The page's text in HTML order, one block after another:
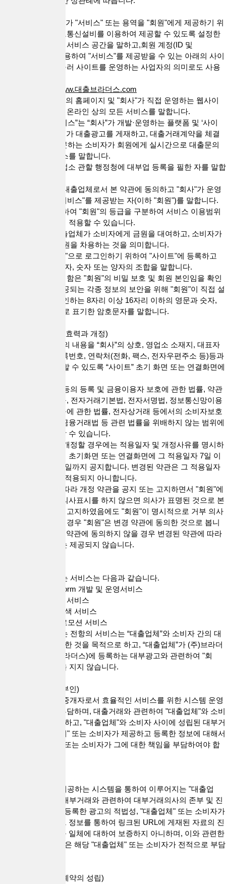
1. "사이트"란 "회사"가 "서비스" 또는 용역을 "회원"에게 제공하기 위
하여 컴퓨터 등 정보통신설비를 이용하여 제공할 수 있도록 설정한
가상의 영업장 또는 서비스 공간을 말하고,회원 계정(ID 및
PASSWORD)을 이용하여 "서비스"를 제공받을 수 있는 아래의 사이
트를 말합니다. 아울러 사이트를 운영하는 사업자의 의미로도 사용
www.대출브라더스.com
2. "서비스"는 "회사"의 홈페이지 및 "회사"가 직접 운영하는 웹사이
트 등에서 제공하는 온라인 상의 모든 서비스를 말합니다.
3. “대출 직거래 서비스”는 “회사”가 개발·운영하는 플랫폼 및 ‘사이
트’를 통해 대출업체가 대출광고를 게재하고, 대출거래계약을 체결
하고자 ‘회사’를 방문하는 소비자가 회원에게 실시간으로 대출문의
를 할 수 있는 서비스를 말합니다.
4. “대출업체”란 영업소 관할 행정청에 대부업 등록을 필한 자를 말합
5. "회원"은 전항의 대출업체로서 본 약관에 동의하고 "회사"가 운영
하는 사이트에서 "서비스"를 제공받는 자(이하 "회원")를 말합니다.
"회사"의 정책에 의하여 "회원"의 등급을 구분하여 서비스 이용범위
나 혜택 등을 다르게 적용할 수 있습니다.
6. “대출거래”란 대출업체가 소비자에게 금원을 대여하고, 소비자가
대출업체로부터 금원을 차용하는 것을 의미합니다.
7. "ID"라 함은 "회원"으로 로그인하기 위하여 "사이트"에 등록하고
회사가 승인하는 문자, 숫자 또는 양자의 조합을 말합니다.
8. "PASSWORD"라 함은 "회원"의 비밀 보호 및 회원 본인임을 확인
하고 "서비스"에 제공되는 각종 정보의 보안을 위해 "회원"이 직접 설
정하며 "회사"가 승인하는 8자리 이상 16자리 이하의 영문과 숫자,
특수문자의 혼합으로 표기한 암호문자를 말합니다.
제3조(약관의 명시, 효력과 개정)
1. “회사”는 이 약관의 내용을 “회사”의 상호, 영업소 소재지, 대표자
의 성명, 사업자 등록번호, 연락처(전화, 팩스, 전자우편주소 등)등과
함께 “회원”이 확인할 수 있도록 “사이트” 초기 화면 또는 연결화면에
2. “회사”는 대부업 등의 등록 및 금융이용자 보호에 관한 법률, 약관
의 규제에 관한 법률, 전자거래기본법, 전자서명법, 정보통신망이용
촉진 및 정보보호 등에 관한 법률, 전자상거래 등에서의 소비자보호
에 관한 법률, 전자금융거래법 등 관련 법률을 위배하지 않는 범위에
서 본 약관을 개정할 수 있습니다.
3. “회사”가 약관을 개정할 경우에는 적용일자 및 개정사유를 명시하
여 현행 약관과 함께 초기화면 또는 연결화면에 그 적용일자 7일 이
전부터 적용일자 전일까지 공지합니다. 변경된 약관은 그 적용일자
이전으로 소급하여 적용되지 아니합니다.
4. "회사"가 전항에 따라 개정 약관을 공지 또는 고지하면서 "회원"에
게 해당 기간 내에 의사표시를 하지 않으면 의사가 표명된 것으로 본
다는 뜻을 명확하게 고지하였음에도 "회원"이 명시적으로 거부 의사
표시를 하지 아니한 경우 "회원"은 변경 약관에 동의한 것으로 봅니
다. "회원"이 변경된 약관에 동의하지 않을 경우 변경된 약관에 따라
제공되는 "서비스"는 제공되지 않습니다.
1. "회사"가 제공하는 서비스는 다음과 같습니다.
1) 대출직거래 Platform 개발 및 운영서비스
① 실시간 대출문의 서비스
② 대출업체 정보검색 서비스
2) 광고 집행 및 프로모션 서비스
2. "회사"가 제공하는 전항의 서비스는 “대출업체”와 소비자 간의 대
출직거래 중개를 위한 것을 목적으로 하고, “대출업체”가 (주)브라더
스네트워크(대출브라더스)에 등록하는 대부광고와 관련하여 "회
사"는 일체의 책임을 지지 않습니다.
제5조(대리행위의 부인)
"회사"는 통신판매 중개자로서 효율적인 서비스를 위한 시스템 운영
및 관리 책임만을 부담하며, 대출거래와 관련하여 "대출업체"와 소비
자를 대리하지 아니하고, "대출업체"와 소비자 사이에 성립된 대부거
래계약 및 "대출업체" 또는 소비자가 제공하고 등록한 정보에 대해서
는 해당 "대출업체" 또는 소비자가 그에 대한 책임을 부담하여야 합
"회사"는 "회사"가 제공하는 시스템을 통하여 이루어지는 "대출업
체"와 소비자 간의 대부거래와 관련하여 대부거래의사의 존부 및 진
정성, "대출업체"가 등록한 광고의 적법성, "대출업체" 또는 소비자가
입력하는 정보 및 그 정보를 통하여 링크된 URL에 게재된 자료의 진
실성 또는 적법성 등 일체에 대하여 보증하지 아니하며, 이와 관련한
일체의 위험과 책임은 해당 "대출업체" 또는 소비자가 전적으로 부담
제7조(서비스 이용계약의 성립)